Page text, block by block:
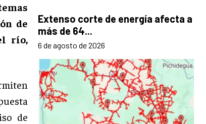
de
río,
de
Extenso corte de energía afecta a
más de 64...
6 de agosto de 2026